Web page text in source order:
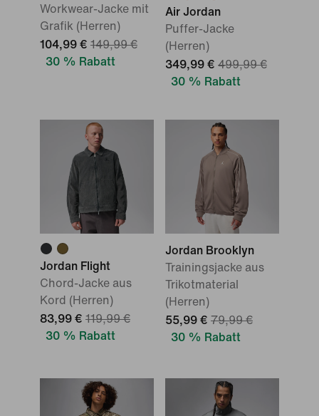
Workwear-Jacke mit
Grafik (Herren)
104,99 € 149,99 €
30 % Rabatt
Air Jordan
Puffer-Jacke
(Herren)
349,99 € 499,99 €
30 % Rabatt
Jordan Flight
Chord-Jacke aus
Kord (Herren)
83,99 € 119,99 €
30 % Rabatt
Jordan Brooklyn
Trainingsjacke aus
Trikotmaterial
(Herren)
55,99 € 79,99 €
30 % Rabatt